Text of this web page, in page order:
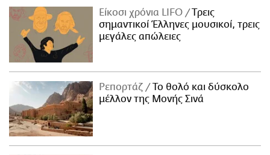
Είκοσι χρόνια LIFO
Tρεις
σημαντικοί Έλληνες μουσικοί, τρεις
μεγάλες απώλειες
Ρεπορτάζ
Το θολό και δύσκολο
μέλλον της Μονής Σινά